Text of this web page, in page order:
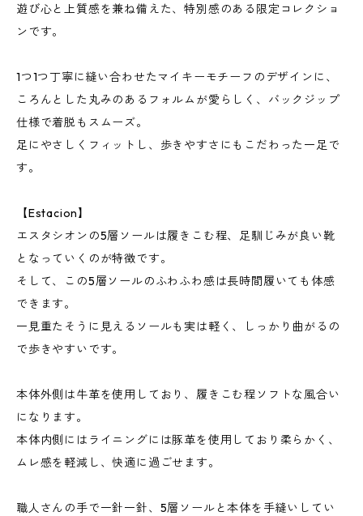
遊び心と上質感を兼ね備えた、特別感のある限定コレクショ
ンです。
1つ1つ丁寧に縫い合わせたマイキーモチーフのデザインに、
ころんとした丸みのあるフォルムが愛らしく、バックジップ
仕様で着脱もスムーズ。
足にやさしくフィットし、歩きやすさにもこだわった一足で
す。
【Estacion】
エスタシオンの5層ソールは履きこむ程、足馴じみが良い靴
となっていくのが特徴です。
そして、この5層ソールのふわふわ感は長時間履いても体感
できます。
一見重たそうに見えるソールも実は軽く、しっかり曲がるの
で歩きやすいです。
本体外側は牛革を使用しており、履きこむ程ソフトな風合い
になります。
本体内側にはライニングには豚革を使用しており柔らかく、
ムレ感を軽減し、快適に過ごせます。
職人さんの手で一針一針、5層ソールと本体を手縫いしてい